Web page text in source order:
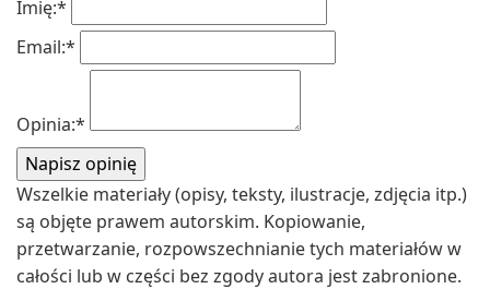
Imię:*
Email:*
Opinia:*
Wszelkie materiały (opisy, teksty, ilustracje, zdjęcia itp.)
są objęte prawem autorskim. Kopiowanie,
przetwarzanie, rozpowszechnianie tych materiałów w
całości lub w części bez zgody autora jest zabronione.